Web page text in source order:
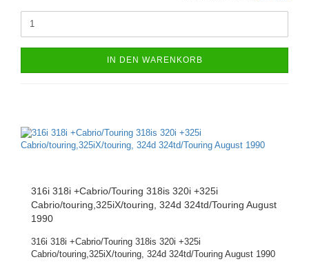
IN DEN WARENKORB
316i 318i +Cabrio/Touring 318is 320i +325i
Cabrio/touring,325iX/touring, 324d 324td/Touring August
1990
316i 318i +Cabrio/Touring 318is 320i +325i
Cabrio/touring,325iX/touring, 324d 324td/Touring August 1990